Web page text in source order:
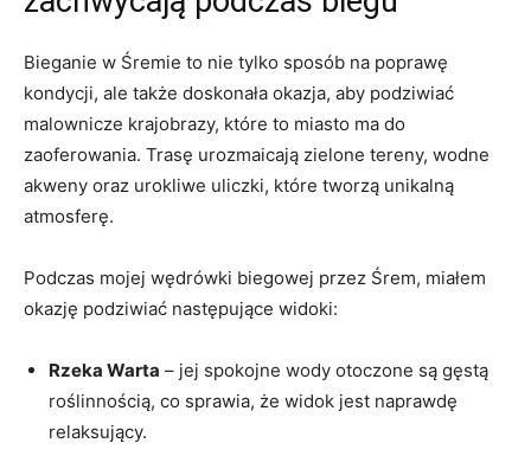
Bieganie w Śremie to nie ‌tylko sposób na​ poprawę
kondycji,⁣ ale także doskonała okazja, aby‍ podziwiać
malownicze krajobrazy, które to miasto ma‌ do
zaoferowania. Trasę urozmaicają⁣ zielone⁤ tereny, wodne
akweny oraz urokliwe uliczki, które⁤ tworzą unikalną ​
atmosferę.
Podczas⁤ mojej ​wędrówki biegowej przez⁢ Śrem, miałem​
okazję podziwiać następujące widoki:
Rzeka Warta – ​jej spokojne ⁢wody otoczone są gęstą
roślinnością, co ⁣sprawia, że widok jest ‌naprawdę
relaksujący.